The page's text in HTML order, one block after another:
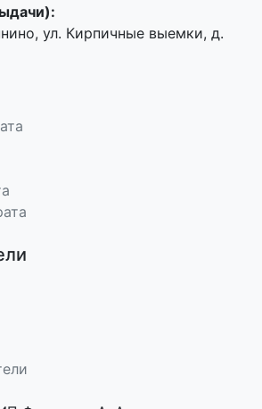
ул. Кирпичные выемки, д.